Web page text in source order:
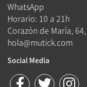
WhatsApp
Horario: 10 a 21h
Corazón de María,
hola@mutick.com
Social Media